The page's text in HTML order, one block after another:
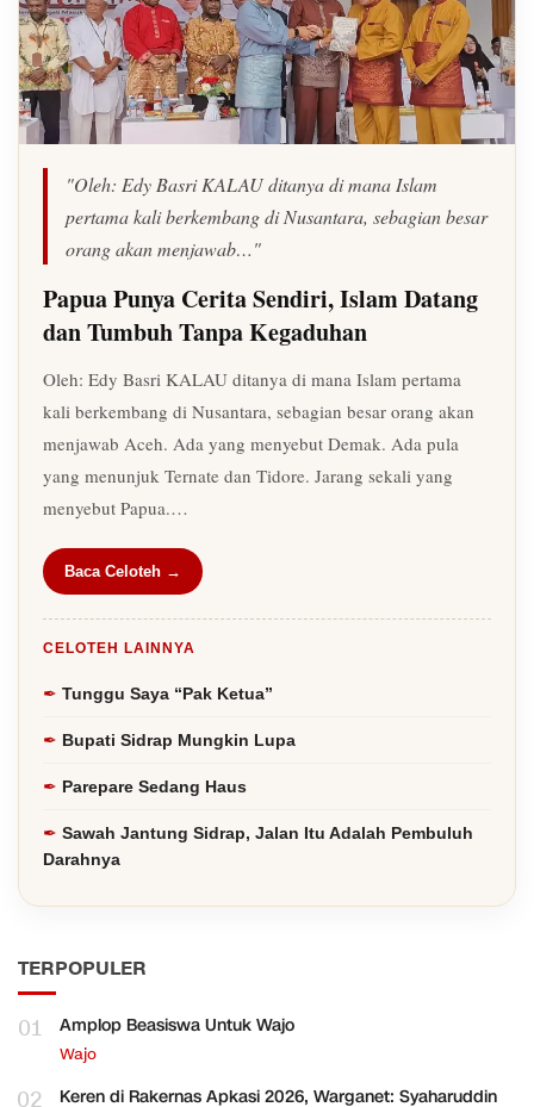
"Oleh: Edy Basri KALAU ditanya di mana Islam
pertama kali berkembang di Nusantara, sebagian besar
orang akan menjawab…"
Papua Punya Cerita Sendiri, Islam Datang
dan Tumbuh Tanpa Kegaduhan
Oleh: Edy Basri KALAU ditanya di mana Islam pertama
kali berkembang di Nusantara, sebagian besar orang akan
menjawab Aceh. Ada yang menyebut Demak. Ada pula
yang menunjuk Ternate dan Tidore. Jarang sekali yang
menyebut Papua.…
Baca Celoteh →
CELOTEH LAINNYA
Tunggu Saya “Pak Ketua”
Bupati Sidrap Mungkin Lupa
Parepare Sedang Haus
Sawah Jantung Sidrap, Jalan Itu Adalah Pembuluh
Darahnya
TERPOPULER
01 Amplop Beasiswa Untuk Wajo
Wajo
02
Keren di Rakernas Apkasi 2026, Warganet: Syaharuddin